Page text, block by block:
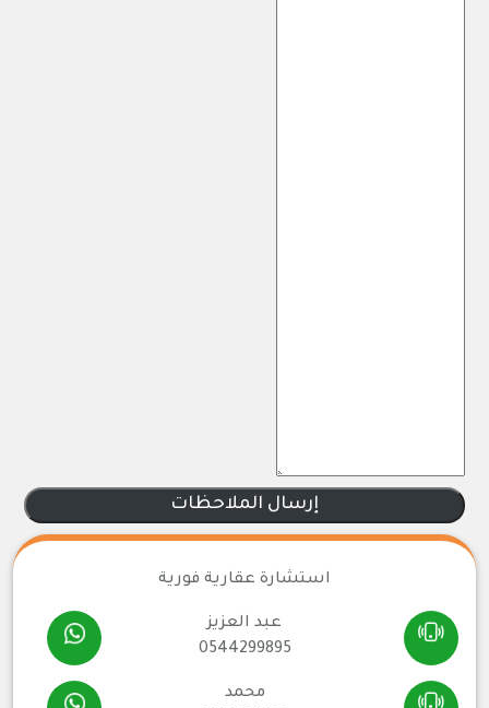
إرسال الملاحظات
استشارة عقارية فورية
عبد العزيز
0544299895
محمد